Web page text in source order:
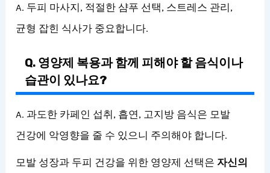
A. 두피 마사지, 적절한 샴푸 선택, 스트레스 관리,
균형 잡힌 식사가 중요합니다.
Q. 영양제 복용과 함께 피해야 할 음식이나
습관이 있나요?
A. 과도한 카페인 섭취, 흡연, 고지방 음식은 모발
건강에 악영향을 줄 수 있으니 주의해야 합니다.
모발 성장과 두피 건강을 위한 영양제 선택은 자신의